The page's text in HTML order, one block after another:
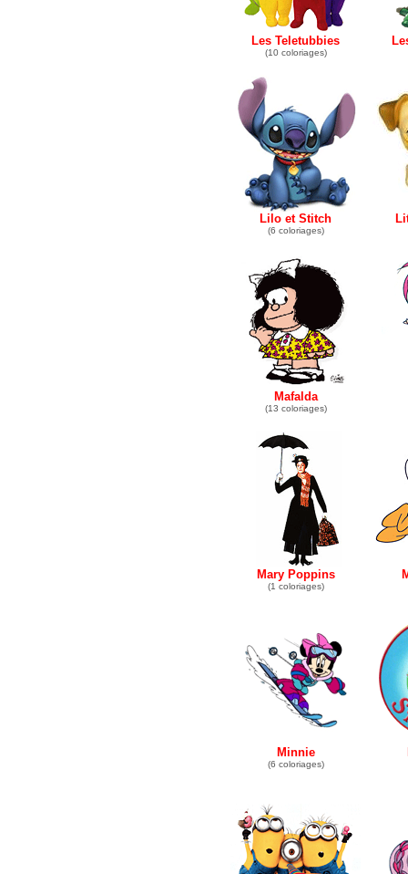
Les Teletubbies
(10 coloriages)
Lilo et Stitch
(6 coloriages)
Mafalda
(13 coloriages)
Mary Poppins
(1 coloriages)
Minnie
(6 coloriages)